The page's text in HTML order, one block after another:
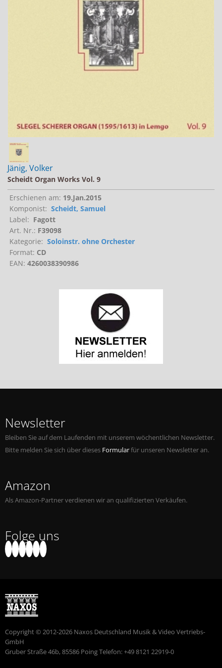
Jänig, Volker
Scheidt Organ Works Vol. 9
Erschienen am: 19.Jan.2015
Komponist: Scheidt, Samuel
Label: Fagott
Art. Nr.: F39098
Kategorie: Soloinstr. ohne Orchester
Format: CD
EAN: 4260038390986
Newsletter
Bleiben Sie auf dem Laufenden mit unserem wöchentlichen Newsletter.
Bitte melden Sie sich über dieses Formularfür unseren Newsletter an.
Amazon
Als Amazon-Partner verdienen wir an qualifizierten Verkäufen.
Folge uns
Copyright © 2012-2026 Naxos Deutschland Musik & Video Vertriebs-
GmbH
Gruber Straße 46b, 85586 Poing Telefon: +49 8121 22919-0